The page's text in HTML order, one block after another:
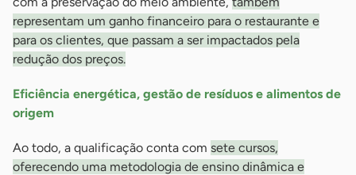
representam um ganho financeiro para o restaurante e
para os clientes, que passam a ser impactados pela
redução dos preços.
Eficiência energética, gestão de resíduos e alimentos de
origem
Ao todo, a qualificação conta com sete cursos,
oferecendo uma metodologia de ensino dinâmica e